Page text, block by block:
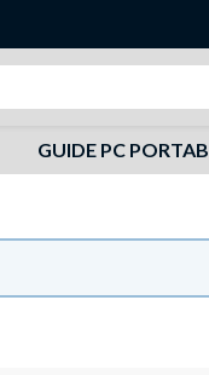
GUIDE PC